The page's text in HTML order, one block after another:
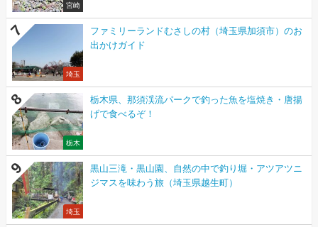
宮崎
埼玉
ファミリーランドむさしの村（埼玉県加須市）のお
出かけガイド
栃木
栃木県、那須渓流パークで釣った魚を塩焼き・唐揚
げで食べるぞ！
埼玉
黒山三滝・黒山園、自然の中で釣り堀・アツアツニ
ジマスを味わう旅（埼玉県越生町）